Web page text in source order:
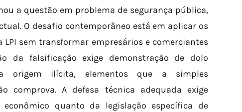
a questão em problema de segurança pública,
O desafio contemporâneo está em aplicar os
LPI sem transformar empresários e comerciantes
da falsificação exige demonstração de dolo
origem ilícita, elementos que a simples
comprova. A defesa técnica adequada exige
quanto da legislação específica de